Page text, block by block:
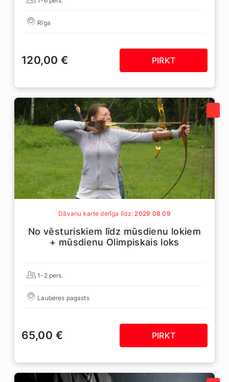
Rīga
120,00 € PIRKT
Dāvanu karte derīga līdz: 2029 08 09
No vēsturiskiem līdz mūsdienu lokiem
+ mūsdienu Olimpiskais loks
1-2 pers.
Lauberes pagasts
65,00 € PIRKT